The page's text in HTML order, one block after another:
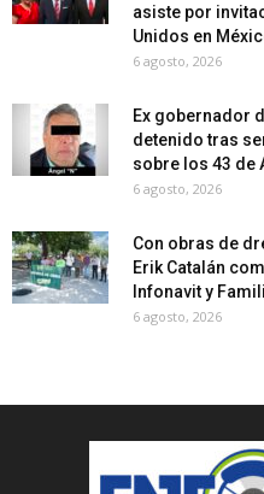
asiste por
Unidos en
6 agosto, 2026
Ex gobernador
detenido tras
sobre los 43 de
6 agosto, 2026
Con obras de
Erik Catalán
Infonavit y
6 agosto, 2026